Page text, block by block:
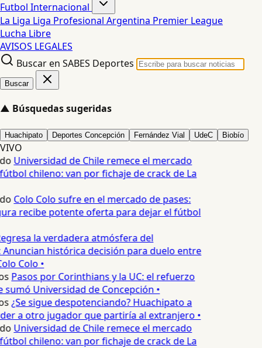
Futbol Internacional
La Liga Liga Profesional Argentina Premier League
Lucha Libre
AVISOS LEGALES
Buscar en SABES Deportes
Buscar
▲ Búsquedas sugeridas
Huachipato Deportes Concepción Fernández Vial UdeC Biobío
VIVO
Universidad de Chile remece el mercado
chileno: van por fichaje de crack de La
Colo Colo sufre en el mercado de pases:
recibe potente oferta para dejar el fútbol
la verdadera atmósfera del
histórica decisión para duelo entre
Colo •
Pasos por Corinthians y la UC: el refuerzo
Universidad de Concepción •
¿Se sigue despotenciando? Huachipato a
a otro jugador que partiría al extranjero •
Universidad de Chile remece el mercado
chileno: van por fichaje de crack de La